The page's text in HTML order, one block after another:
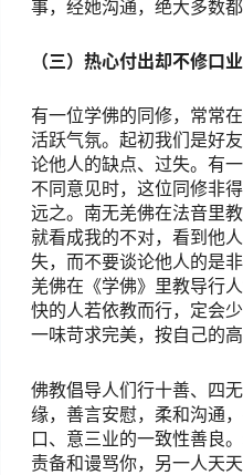
事，经她沟通，绝大多数都
（三）热心付出却不修口
有一位学佛的同修，常常
活跃气氛。起初我们是好
论他人的缺点、过失。有
不同意见时，这位同修非
远之。南无羌佛在法音里
就看成我的不对，看到他
失，而不要谈论他人的是
羌佛在《学佛》里教导行
快的人若依教而行，定会
一味苛求完美，按自己的
佛教倡导人们行十善、四
缘，善言安慰，柔和沟通
口、意三业的一致性善良
责备和谩骂你，另一人天